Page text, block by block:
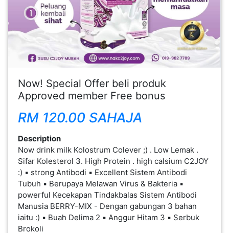
Now! Special Offer beli produk
Approved member Free bonus
RM 120.00 SAHAJA
Description
Now drink milk Kolostrum Colever ;) . Low Lemak .
Sifar Kolesterol 3. High Protein . high calsium C2JOY
:) ▪️ strong Antibodi ▪️ Excellent Sistem Antibodi
Tubuh ▪️ Berupaya Melawan Virus & Bakteria ▪️
powerful Kecekapan Tindakbalas Sistem Antibodi
Manusia BERRY-MIX - Dengan gabungan 3 bahan
iaitu :) ▪️ Buah Delima 2 ▪️ Anggur Hitam 3 ▪️ Serbuk
Brokoli
FESYEN
WANITA(0)
KECANTIKAN(7)
FESYEN
MINYAK
WANGI(8)
PENDIDIKAN(19)
DERMA
DAN